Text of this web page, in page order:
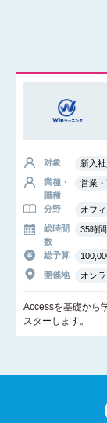
対象 新入
業種・
職種
営業
分野
オフ
総時間
数
35時
総予算
開催地
オン
Accessを基礎から
スターします。